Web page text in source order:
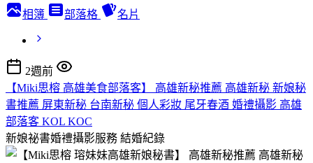
相簿 部落格 名片
2週前
【Miki思榕 高雄美食部落客】 高雄新秘推薦 高雄新秘 新娘秘
書推薦 屏東新秘 台南新秘 個人彩妝 尾牙春酒 婚禮攝影 高雄
部落客 KOL KOC
新娘祕書婚禮攝影服務 結婚紀錄